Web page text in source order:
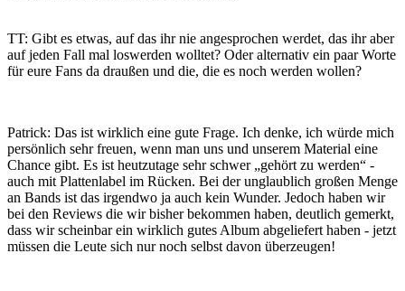
TT: Gibt es etwas, auf das ihr nie angesprochen werdet, das ihr aber
auf jeden Fall mal loswerden wolltet? Oder alternativ ein paar Worte
für eure Fans da draußen und die, die es noch werden wollen?
Patrick: Das ist wirklich eine gute Frage. Ich denke, ich würde mich
persönlich sehr freuen, wenn man uns und unserem Material eine
Chance gibt. Es ist heutzutage sehr schwer „gehört zu werden“ -
auch mit Plattenlabel im Rücken. Bei der unglaublich großen Menge
an Bands ist das irgendwo ja auch kein Wunder. Jedoch haben wir
bei den Reviews die wir bisher bekommen haben, deutlich gemerkt,
dass wir scheinbar ein wirklich gutes Album abgeliefert haben - jetzt
müssen die Leute sich nur noch selbst davon überzeugen!